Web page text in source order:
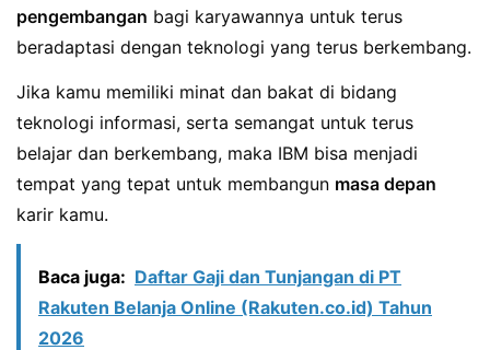
pengembangan bagi karyawannya untuk terus
beradaptasi dengan teknologi yang terus berkembang.
Jika kamu memiliki minat dan bakat di bidang
teknologi informasi, serta semangat untuk terus
belajar dan berkembang, maka IBM bisa menjadi
tempat yang tepat untuk membangun masa depan
karir kamu.
Baca juga: Daftar Gaji dan Tunjangan di PT
Rakuten Belanja Online (Rakuten.co.id) Tahun
2026